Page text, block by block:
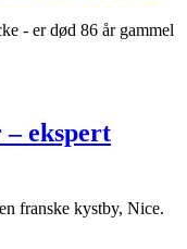
- er død 86 år gammel
ekspert
franske kystby, Nice.